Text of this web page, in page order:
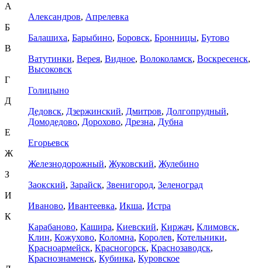
А
Александров, Апрелевка
Б
Балашиха, Барыбино, Боровск, Бронницы, Бутово
В
Ватутинки, Верея, Видное, Волоколамск, Воскресенск,
Высоковск
Г
Голицыно
Д
Дедовск, Дзержинский, Дмитров, Долгопрудный,
Домодедово, Дорохово, Дрезна, Дубна
Е
Егорьевск
Ж
Железнодорожный, Жуковский, Жулебино
З
Заокский, Зарайск, Звенигород, Зеленоград
И
Иваново, Ивантеевка, Икша, Истра
К
Карабаново, Кашира, Киевский, Киржач, Климовск,
Клин, Кожухово, Коломна, Королев, Котельники,
Красноармейск, Красногорск, Краснозаводск,
Краснознаменск, Кубинка, Куровское